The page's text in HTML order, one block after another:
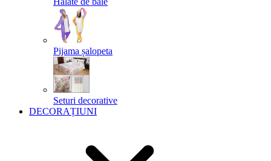
Pijama șalopeta
Seturi decorative
DECORAȚIUNI